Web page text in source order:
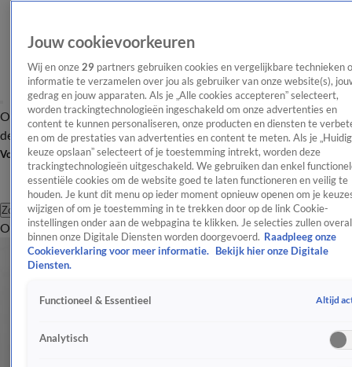
OverzichtAfleveringen Entertainment TV Algemeen
Tip
de redactieNieuwsbrief
Volg Shownieuws
Zoeken
OverzichtEntertainmentSpraakmakendRealityCrimeVideo's
Jouw cookievoorkeuren
Wij en onze 29 partners gebruiken cookies en vergelijkbare technieken
informatie te verzamelen over jou als gebruiker van onze website(s),
gedrag en jouw apparaten. Als je „Alle cookies accepteren” selecteert,
worden trackingtechnologieën ingeschakeld om onze advertenties en
content te kunnen personaliseren, onze producten en diensten te
en om de prestaties van advertenties en content te meten. Als je
keuze opslaan” selecteert of je toestemming intrekt, worden deze
trackingtechnologieën uitgeschakeld. We gebruiken dan enkel
essentiële cookies om de website goed te laten functioneren en veilig te
houden. Je kunt dit menu op ieder moment opnieuw openen om je
wijzigen of om je toestemming in te trekken door op de link Cookie-
instellingen onder aan de webpagina te klikken. Je selecties zullen overal
binnen onze Digitale Diensten worden doorgevoerd. Raadpleeg onze
Cookieverklaring voor meer informatie.
Bekijk hier onze Digitale
Diensten.
Functioneel & Essentieel Altijd
Analytisch